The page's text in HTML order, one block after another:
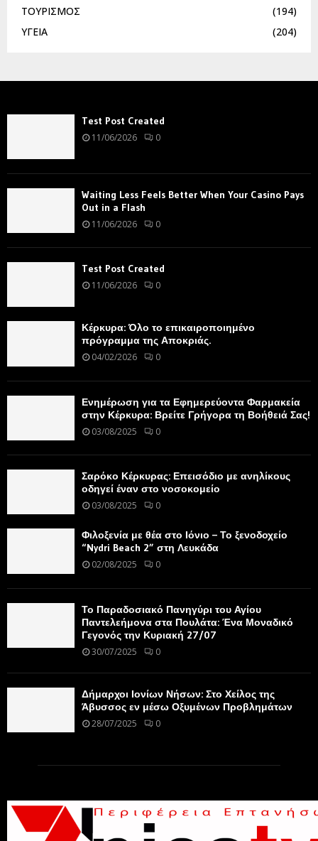
ΤΟΥΡΙΣΜΟΣ
(194)
ΥΓΕΙΑ
(204)
Test Post Created
11/06/2026 0
Waiting Less Feels Better When Your Casino Pays
Out in a Flash
11/06/2026 0
Test Post Created
11/06/2026 0
Κέρκυρα: Όλο το επικαιροποιημένο
πρόγραμμα της Αποκριάς.
04/02/2026 0
Ενημέρωση για τα Εφημερεύοντα Φαρμακεία
στην Κέρκυρα: Βρείτε Γρήγορα τη Βοήθειά Σας!
03/08/2025 0
Σαρόκο Κέρκυρας: Επεισόδιο με ανηλίκους
οδηγεί έναν στο νοσοκομείο
03/08/2025 0
Φιλοξενία με θέα στο Ιόνιο – Το ξενοδοχείο
“Nydri Beach 2” στη Λευκάδα
02/08/2025 0
Το Παραδοσιακό Πανηγύρι του Αγίου
Παντελεήμονα στα Πουλάτα: Ένα Μοναδικό
Γεγονός την Κυριακή 27/07
30/07/2025 0
Δήμαρχοι Ιονίων Νήσων: Στο Χείλος της
Άβυσσος εν μέσω Οξυμένων Προβλημάτων
28/07/2025 0